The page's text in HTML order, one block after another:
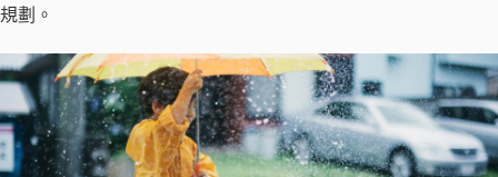
規劃。